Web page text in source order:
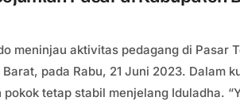
meninjau aktivitas pedagang di Pasar
pada Rabu, 21 Juni 2023. Dalam
tetap stabil menjelang Iduladha.